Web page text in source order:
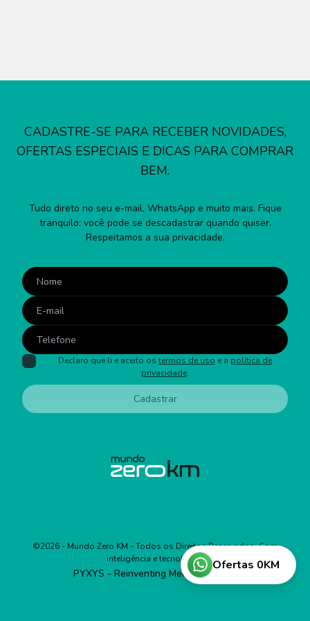
Ofertas 0KM
CADASTRE-SE PARA RECEBER NOVIDADES,
OFERTAS ESPECIAIS E DICAS PARA COMPRAR
BEM.
Tudo direto no seu e-mail, WhatsApp e muito mais. Fique
tranquilo: você pode se descadastrar quando quiser.
Respeitamos a sua privacidade.
Declaro que li e aceito os termos de uso e a política de
privacidade.
Cadastrar
©2026 - Mundo Zero KM - Todos os Direitos Reservados. Com
inteligência e tecnologia:
PYXYS - Reinventing Media Business